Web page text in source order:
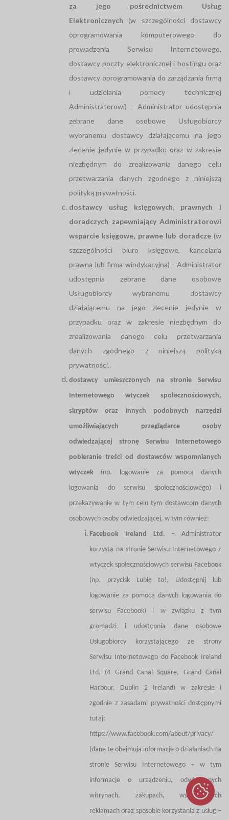
za jego pośrednictwem Usług
Elektronicznych (w szczególności dostawcy
oprogramowania komputerowego do
prowadzenia Serwisu Internetowego,
dostawcy poczty elektronicznej i hostingu oraz
dostawcy oprogramowania do zarządzania firmą
i udzielania pomocy technicznej
Administratorowi) – Administrator udostępnia
zebrane dane osobowe Usługobiorcy
wybranemu dostawcy działającemu na jego
zlecenie jedynie w przypadku oraz w zakresie
niezbędnym do zrealizowania danego celu
przetwarzania danych zgodnego z niniejszą
polityką prywatności.
dostawcy usług księgowych, prawnych i
doradczych zapewniający Administratorowi
wsparcie księgowe, prawne lub doradcze(w
szczególności biuro księgowe, kancelaria
prawna lub firma windykacyjna) - Administrator
udostępnia zebrane dane osobowe
Usługobiorcy wybranemu dostawcy
działającemu na jego zlecenie jedynie w
przypadku oraz w zakresie niezbędnym do
zrealizowania danego celu przetwarzania
danych zgodnego z niniejszą polityką
prywatności..
dostawcy umieszczonych na stronie Serwisu
Internetowego wtyczek społecznościowych,
skryptów oraz innych podobnych narzędzi
umożliwiających przeglądarce osoby
odwiedzającej stronę Serwisu Internetowego
pobieranie treści od dostawców wspomnianych
wtyczek (np. logowanie za pomocą danych
logowania do serwisu społecznościowego) i
przekazywanie w tym celu tym dostawcom danych
osobowych osoby odwiedzającej, w tym również:
Facebook Ireland Ltd. – Administrator
korzysta na stronie Serwisu Internetowego z
wtyczek społecznościowych serwisu Facebook
(np. przycisk Lubię to!, Udostępnij lub
logowanie za pomocą danych logowania do
serwisu Facebook) i w związku z tym
gromadzi i udostępnia dane osobowe
Usługobiorcy korzystającego ze strony
Serwisu Internetowego do Facebook Ireland
Ltd. (4 Grand Canal Square, Grand Canal
Harbour, Dublin 2 Ireland) w zakresie i
zgodnie z zasadami prywatności dostępnymi
tutaj:
https://www.facebook.com/about/privacy/
(dane te obejmują informacje o działaniach na
stronie Serwisu Internetowego – w tym
informacje o urządzeniu, odwiedzanych
witrynach, zakupach, wyświetlanych
reklamach oraz sposobie korzystania z usług –